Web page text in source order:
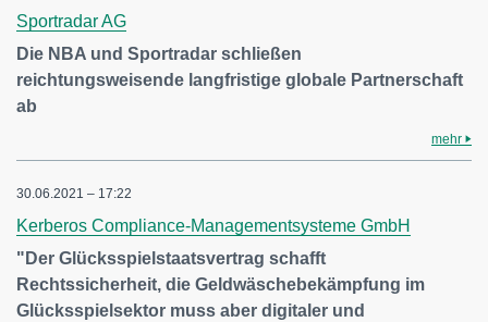
Sportradar AG
Die NBA und Sportradar schließen
reichtungsweisende langfristige globale Partnerschaft
ab
mehr
30.06.2021 – 17:22
Kerberos Compliance-Managementsysteme GmbH
"Der Glücksspielstaatsvertrag schafft
Rechtssicherheit, die Geldwäschebekämpfung im
Glücksspielsektor muss aber digitaler und